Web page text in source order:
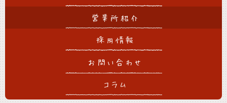
営業所紹介
採用情報
お問い合わせ
コラム